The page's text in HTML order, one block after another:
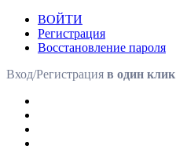
ВОЙТИ
Регистрация
Восстановление пароля
Вход/Регистрация в один клик